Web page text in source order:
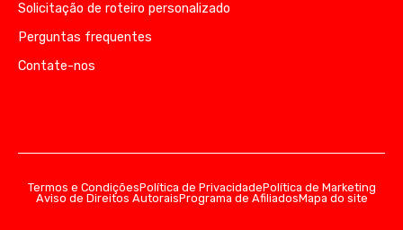
Solicitação de roteiro personalizado
Perguntas frequentes
Contate-nos
Termos e CondiçõesPolítica de PrivacidadePolítica de Marketing
Aviso de Direitos AutoraisPrograma de AfiliadosMapa do site